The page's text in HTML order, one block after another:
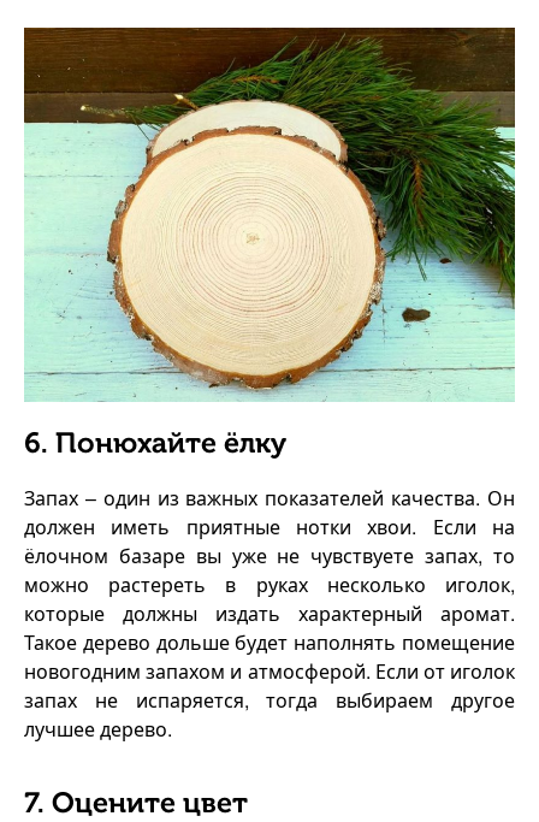
6. Понюхайте ёлку
Запах – один из важных показателей качества. Он
должен иметь приятные нотки хвои. Если на
ёлочном базаре вы уже не чувствуете запах, то
можно растереть в руках несколько иголок,
которые должны издать характерный аромат.
Такое дерево дольше будет наполнять помещение
новогодним запахом и атмосферой. Если от иголок
запах не испаряется, тогда выбираем другое
лучшее дерево.
7. Оцените цвет